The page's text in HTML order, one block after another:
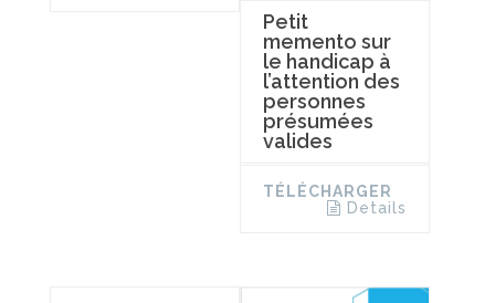
Petit
memento sur
le handicap à
l’attention des
personnes
présumées
valides
TÉLÉCHARGER
Details